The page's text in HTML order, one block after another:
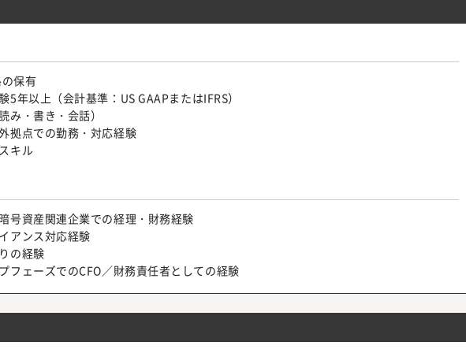
保有
年以上（会計基準：US GAAPまたはIFRS）
・書き・会話）
拠点での勤務・対応経験
キル
号資産関連企業での経理・財務経験
アンス対応経験
の経験
ェーズでのCFO／財務責任者としての経験